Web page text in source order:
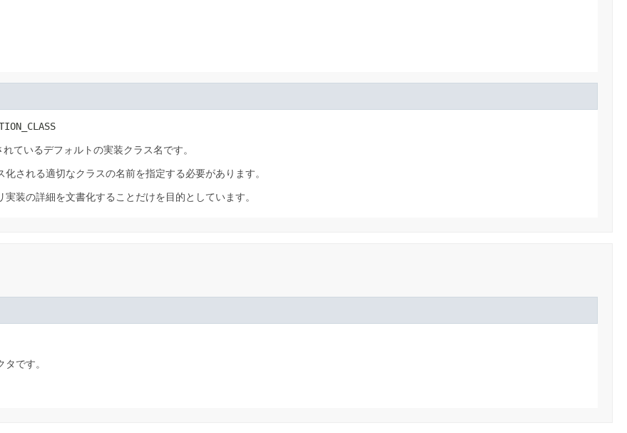
れているデフォルトの実装クラス名です。
される適切なクラスの名前を指定する必要があります。
装の詳細を文書化することだけを目的としています。
です。